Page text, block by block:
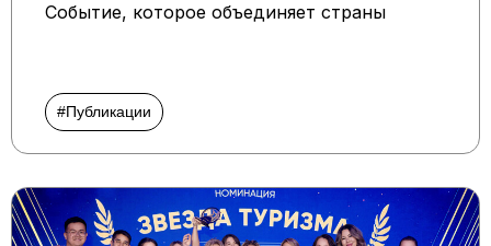
Событие, которое объединяет страны
#Публикации